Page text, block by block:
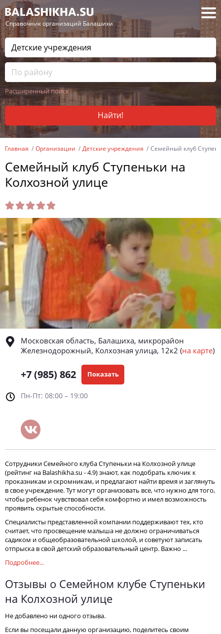
— Справочник организаций Балашихи
Расширенный поиск
Найти!
Главная Организации Детские учреждения Семейный клуб
Семейный клуб Ступеньки на
Колхозной улице
Московская область, Балашиха, микрорайон
Железнодорожный, Колхозная улица, 12к2 (на карте)
+7 (985) 862 Показать
Пн-Пт: 08:00 – 19:00
Сотрудники Семейного клуба Ступеньки на Колхозной улице
(рейтинг на Balashikha.su - 4.9) знают, как подобрать ключик к
проказникам и скромникам, и предлагают найти время и заглянуть
в свое учреждение. Тут могут организовать все, что нужно для того,
чтобы ребенок чувствовал себя комфортно и имел возможность
проявить скрытые способности.
Специалисты представленной компании поддерживают тех, кто
считает, что просвещение малыша не должно ограничиваться
садиком и общеобразовательной школой, и советуют записать
отпрыска в свой детский образовательный центр. Важно ...
Подробнее...
Отзывы о Семейном клубе Ступеньки
на Колхозной улице
Не добавлено ни одного отзыва.
Если вы посещали данную организацию, поделитесь своим